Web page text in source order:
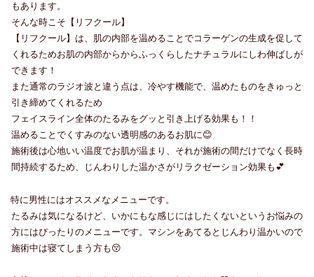
もあります。
そんな時こそ【リフクール】
【リフクール】は、肌の内部を温めることでコラーゲンの生成を促して
くれるためお肌の内部からからふっくらしたナチュラルにしわ伸ばしが
できます！
また通常のラジオ波と違う点は、冷やす機能で、温めたものをきゅっと
引き締めてくれるため
フェイスライン全体のたるみをグッと引き上げる効果も！！
温めることでくすみのない透明感のあるお肌に😊
施術後は心地いい温度でお肌が温まり、それが施術の間だけでなく長時
間持続するため、じんわりした温かさがリラクゼーション効果も💕
特に男性にはオススメなメニューです。
たるみは気になるけど、いかにもな感じにはしたくないというお悩みの
方にはぴったりのメニューです。マシンをあてるとじんわり温かいので
施術中は寝てしまう方も😚